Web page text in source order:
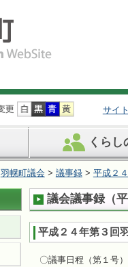
サイ
くらし
羽幌町議会 > 議事録> 平成２
議会議事録（
平成２４年第３回
〇議事日程（第１号）